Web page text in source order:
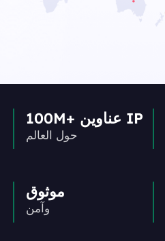
100M+ عناوين IP
حول العالم
موثوق
وآمن